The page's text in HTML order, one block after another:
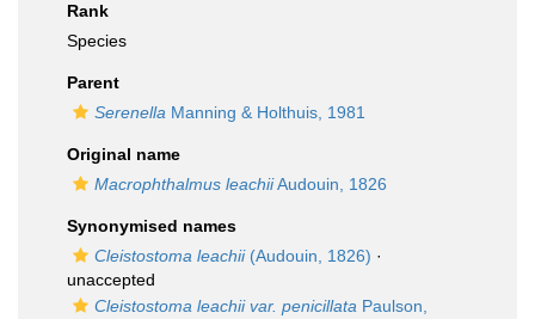
Rank
Species
Parent
Serenella Manning & Holthuis, 1981
Original name
Macrophthalmus leachiiAudouin, 1826
Synonymised names
Cleistostoma leachii(Audouin, 1826) ·
unaccepted
Cleistostoma leachii var. penicillata Paulson,